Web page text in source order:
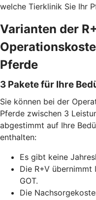
welche Tierklinik Sie Ihr
Varianten der
Pferde
3 Pakete für Ihre
Sie können bei der
Pferde zwischen 3
abgestimmt auf Ihre
enthalten:
Es gibt keine
Die R+V übernimmt
GOT.
Die